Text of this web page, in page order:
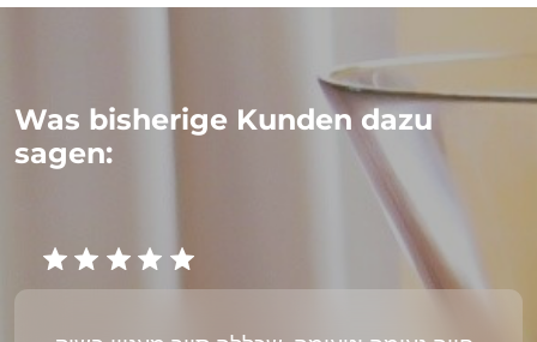
Was bisherige Kunden dazu
sagen: